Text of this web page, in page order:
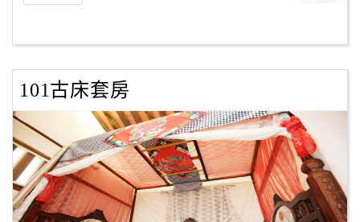
國
卡
訂
房
請
款
收
據
101古床套房